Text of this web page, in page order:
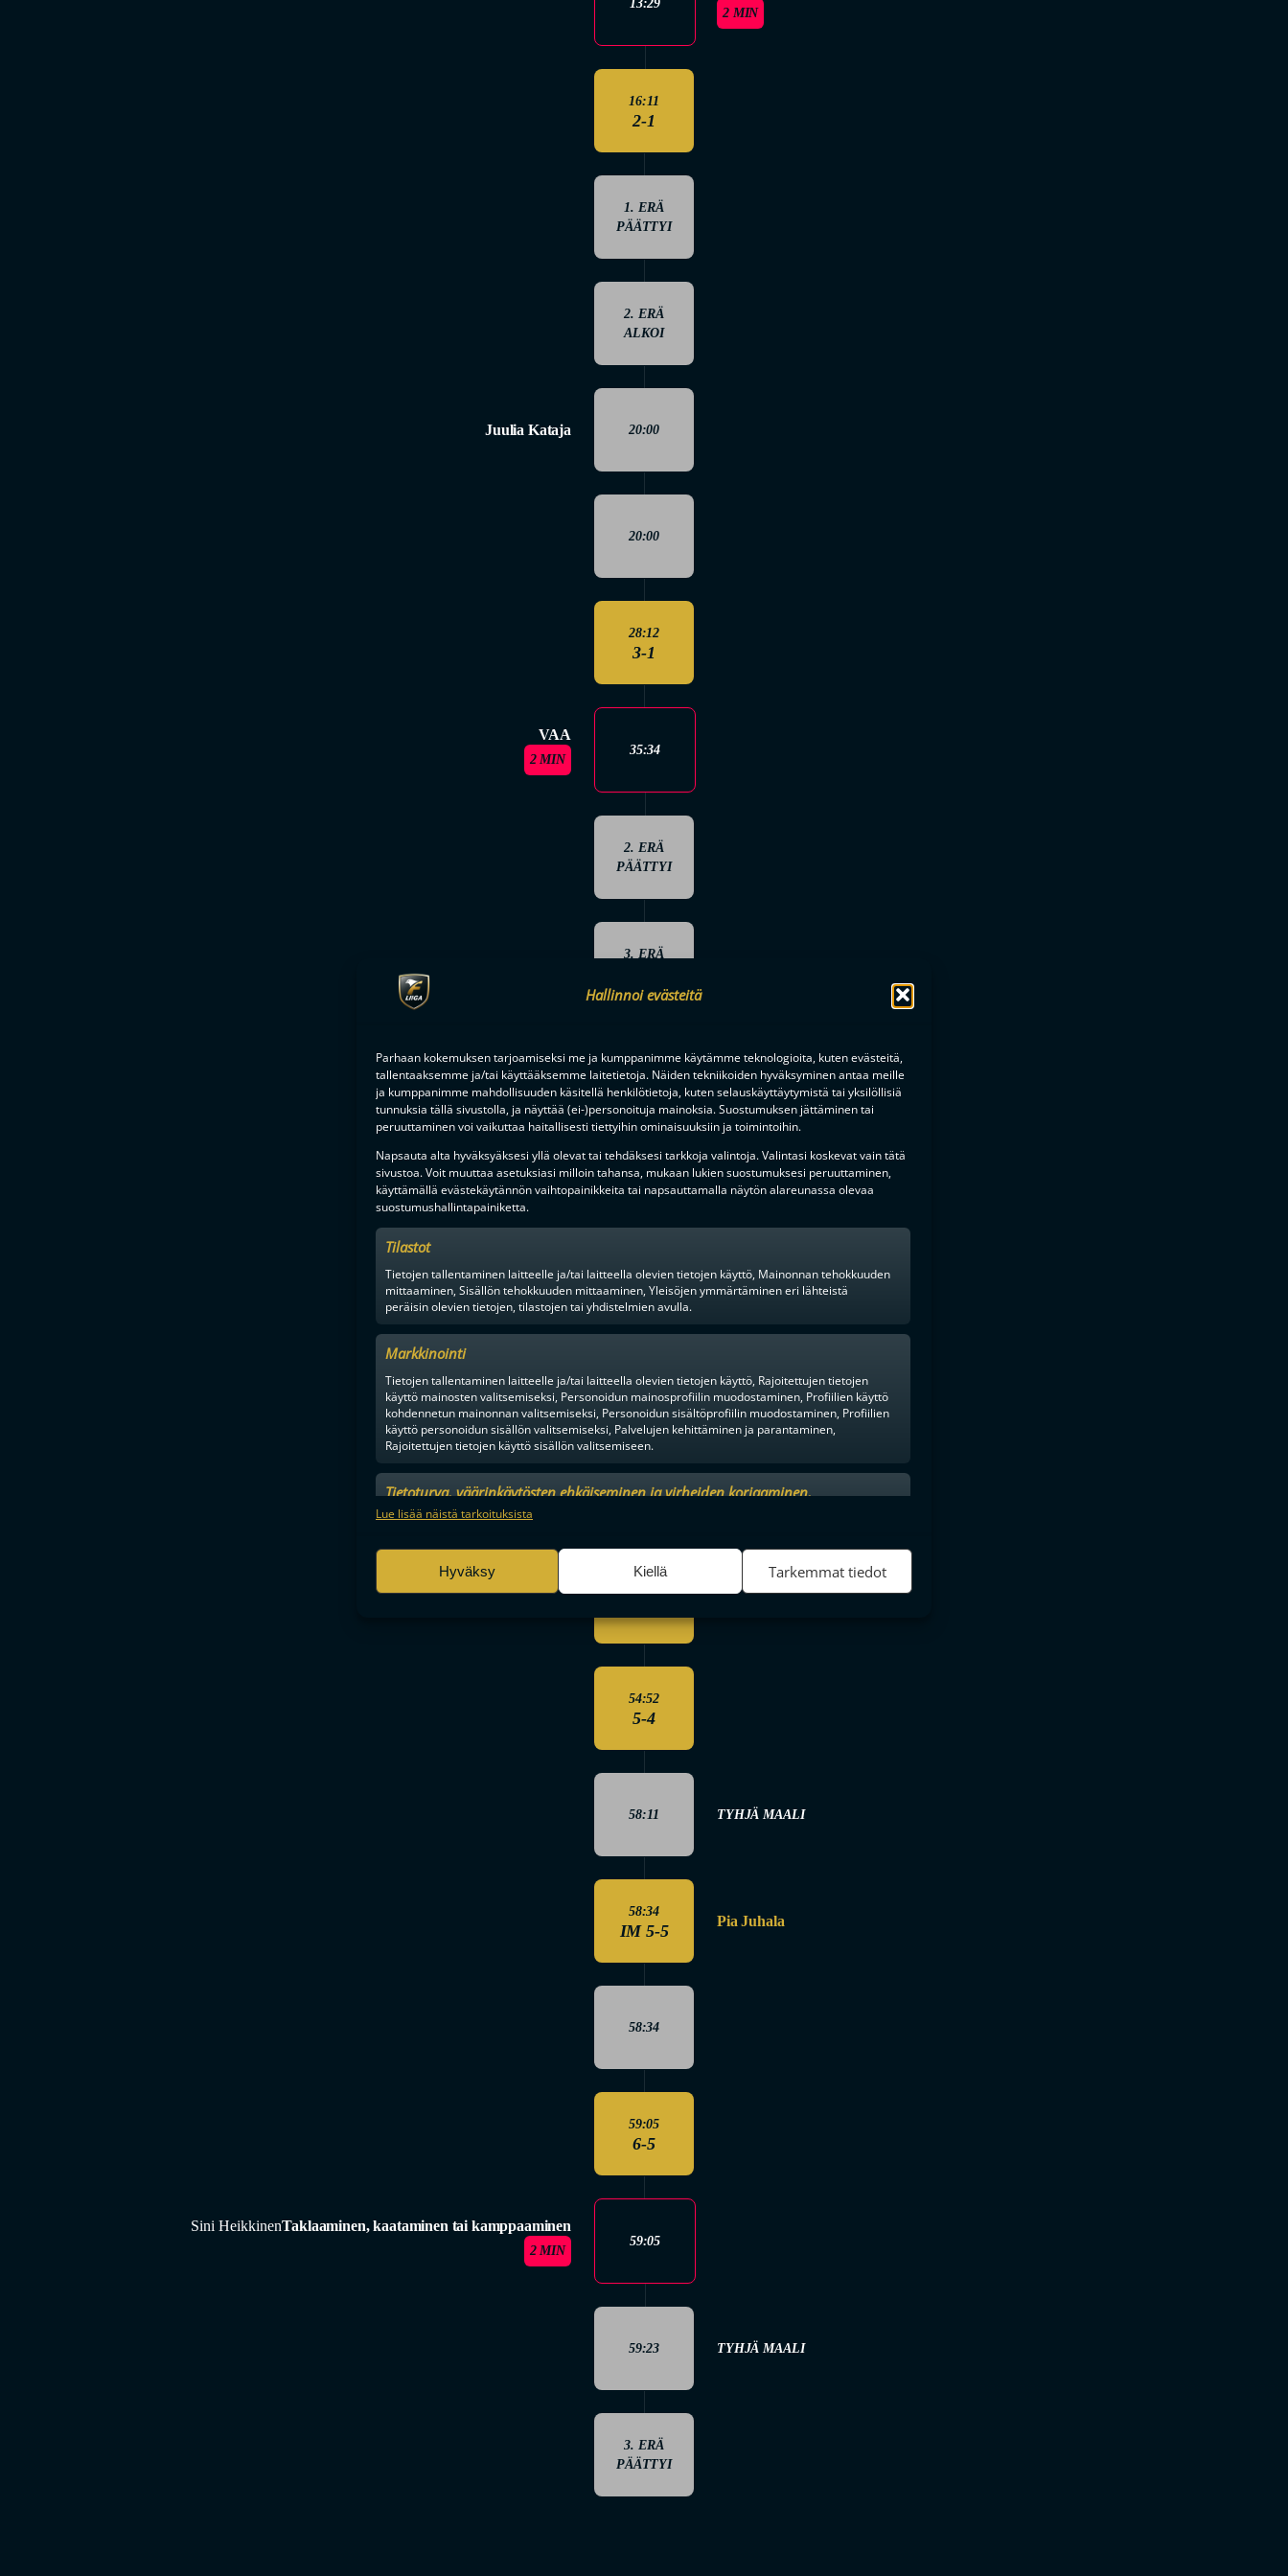
Hallinnoi evästeitä
Parhaan kokemuksen tarjoamiseksi me ja kumppanimme käytämme teknologioita, kuten evästeitä,
tallentaaksemme ja/tai käyttääksemme laitetietoja. Näiden tekniikoiden hyväksyminen antaa meille
ja kumppanimme mahdollisuuden käsitellä henkilötietoja, kuten selauskäyttäytymistä tai yksilöllisiä
tunnuksia tällä sivustolla, ja näyttää (ei-)personoituja mainoksia. Suostumuksen jättäminen tai
peruuttaminen voi vaikuttaa haitallisesti tiettyihin ominaisuuksiin ja toimintoihin.
Napsauta alta hyväksyäksesi yllä olevat tai tehdäksesi tarkkoja valintoja. Valintasi koskevat vain tätä
sivustoa. Voit muuttaa asetuksiasi milloin tahansa, mukaan lukien suostumuksesi peruuttaminen,
käyttämällä evästekäytännön vaihtopainikkeita tai napsauttamalla näytön alareunassa olevaa
suostumushallintapainiketta.
Tilastot
Tietojen tallentaminen laitteelle ja/tai laitteella olevien tietojen käyttö, Mainonnan tehokkuuden
mittaaminen, Sisällön tehokkuuden mittaaminen, Yleisöjen ymmärtäminen eri lähteistä
peräisin olevien tietojen, tilastojen tai yhdistelmien avulla.
Markkinointi
Tietojen tallentaminen laitteelle ja/tai laitteella olevien tietojen käyttö, Rajoitettujen tietojen
käyttö mainosten valitsemiseksi, Personoidun mainosprofiilin muodostaminen, Profiilien käyttö
kohdennetun mainonnan valitsemiseksi, Personoidun sisältöprofiilin muodostaminen, Profiilien
käyttö personoidun sisällön valitsemiseksi, Palvelujen kehittäminen ja parantaminen,
Rajoitettujen tietojen käyttö sisällön valitsemiseen.
Tietoturva, väärinkäytösten ehkäiseminen ja virheiden korjaaminen,
Mainonnan ja sisällön tekninen jakelu, Tallenna ja ilmaise
Lue lisää näistä tarkoituksista
Hyväksy Kiellä Tarkemmat tiedot
13:29
2 MIN
16:11
2-1
1. ERÄ
PÄÄTTYI
2. ERÄ
ALKOI
Juulia Kataja 20:00
20:00
28:12
3-1
VAA
2 MIN
35:34
2. ERÄ
PÄÄTTYI
3. ERÄ
Juulia Kataja 40:00
40:00
43:16
3-2
Sofia LahtiSofiina Sutinen
Sini Heikkinen
44:01
4-2
53:31
53:46
54:52
5-4
58:11 TYHJÄ MAALI
58:34
IM 5-5
Pia Juhala
58:34
59:05
6-5
Sini HeikkinenTaklaaminen, kaataminen tai kamppaaminen
2 MIN
59:05
59:23 TYHJÄ MAALI
3. ERÄ
PÄÄTTYI